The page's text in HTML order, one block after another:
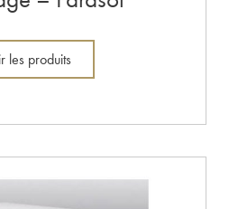
les produits